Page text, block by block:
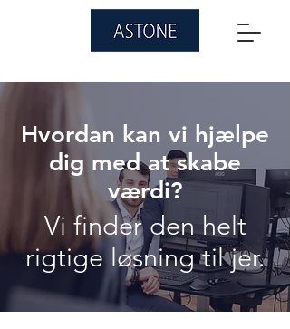
Hvordan kan vi hjælpe
dig med at skabe
værdi?
Vi finder den helt
rigtige løsning til jer.